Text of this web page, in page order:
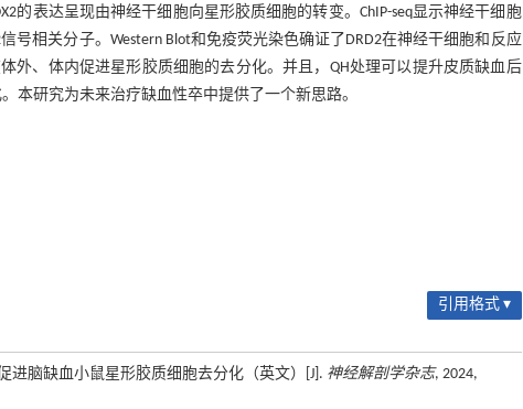
的表达呈现由神经干细胞向星形胶质细胞的转变。ChIP-seq显示神经干细胞
号相关分子。Western Blot和免疫荧光染色确证了DRD2在神经干细胞和反应
外、体内促进星形胶质细胞的去分化。并且，QH处理可以提升皮质缺血后
本研究为未来治疗缺血性卒中提供了一个新思路。
引用格式 ▾
进脑缺血小鼠星形胶质细胞去分化（英文）[J]. 神经解剖学杂志, 2024,